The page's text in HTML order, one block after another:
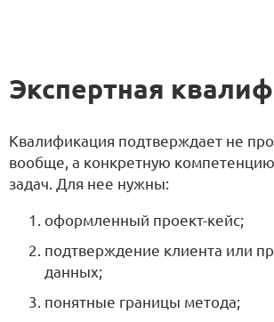
Экспертная
Квалификация подтверждает не
вообще, а конкретную
задач. Для нее нужны:
оформленный проект-кейс;
подтверждение клиента или
данных;
понятные границы метода;